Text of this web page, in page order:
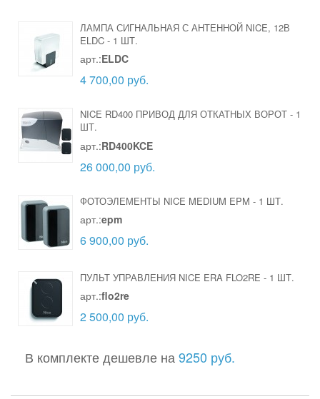
ЛАМПА СИГНАЛЬНАЯ С АНТЕННОЙ NICE, 12В
ELDC - 1 ШТ.
арт.:ELDC
4 700,00 руб.
NICE RD400 ПРИВОД ДЛЯ ОТКАТНЫХ ВОРОТ - 1
ШТ.
арт.:RD400KCE
26 000,00 руб.
ФОТОЭЛЕМЕНТЫ NICE MEDIUM EPM - 1 ШТ.
арт.:epm
6 900,00 руб.
ПУЛЬТ УПРАВЛЕНИЯ NICE ERA FLO2RE - 1 ШТ.
арт.:flo2re
2 500,00 руб.
В комплекте дешевле на 9250 руб.